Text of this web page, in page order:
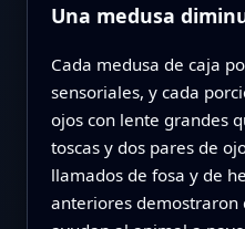
Una medusa
Cada medusa de caja
sensoriales, y cada
ojos con lente grandes
toscas y dos pares de
llamados de fosa y de
anteriores demostraron